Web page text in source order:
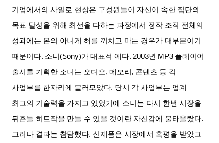
기업에서의 사일로 현상은 구성원들이 자신이 속한 집단의
목표 달성을 위해 최선을 다하는 과정에서 정작 조직 전체의
성과에는 본의 아니게 해를 끼치고 마는 경우가 대부분이기
때문이다. 소니 (Sony)가 대표적 예다. 2003년 MP3 플레이어
출시를 기획한 소니는 오디오,메모리 , 콘텐츠 등 각
사업부를 한자리에 불러모았다. 당시 각 사업부는 업계
최고의 기술력을 가지고 있었기에 소니는 다시 한번 시장을
뒤흔들 히트작을 만들 수 있을 것이란 자신감에 불타올랐다.
그러나 결과는 참담했다. 신제품은 시장에서 혹평을 받았고